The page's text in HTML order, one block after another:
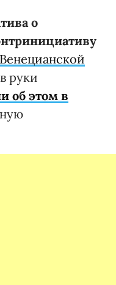
о
руки
об этом в